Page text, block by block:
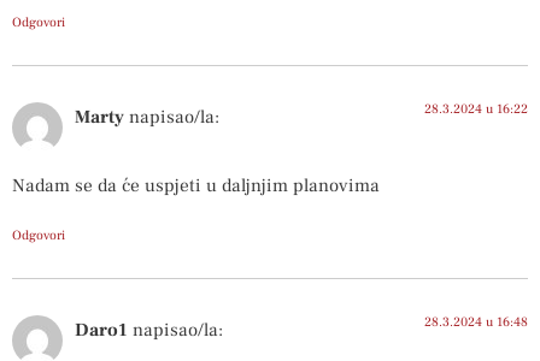
Odgovori
Marty napisao/la: 28.3.2024 u 16:22
Nadam se da će uspjeti u daljnjim planovima
Odgovori
Daro1 napisao/la: 28.3.2024 u 16:48